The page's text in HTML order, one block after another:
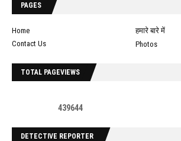
PAGES
Home
हमारे बारे में
Contact Us
Photos
TOTAL PAGEVIEWS
439644
DETECTIVE REPORTER